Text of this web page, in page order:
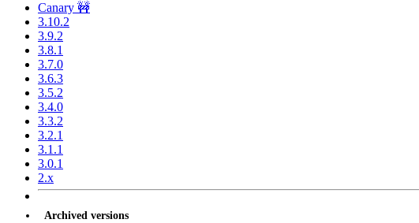
Canary 🚧
3.10.2
3.9.2
3.8.1
3.7.0
3.6.3
3.5.2
3.4.0
3.3.2
3.2.1
3.1.1
3.0.1
2.x
Archived versions